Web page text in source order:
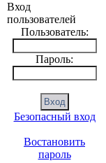
Вход
пользователей
Пользователь:
Пароль:
Безопасный вход
Востановить
пароль